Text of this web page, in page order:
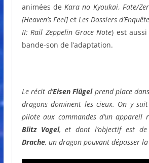
animées deKara no Kyoukai, Fate/
[Heaven’s Feel]et Les Dossiers
II: Rail Zeppelin Grace Note) est
bande-son de l’adaptation.
Le récit d’Eisen Flügel prend place
dragons dominent les cieux. On y
pilote aux commandes d’un appareil
Blitz Vogel, et dont l’objectif est
Drache, un dragon pouvant dépasser la